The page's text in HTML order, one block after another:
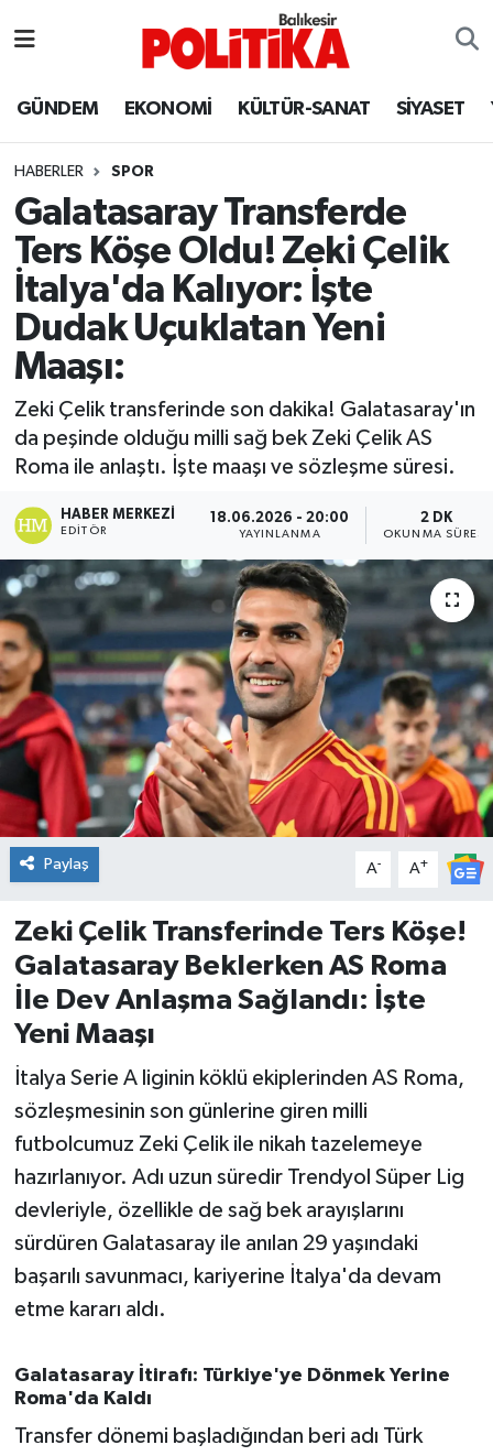
GÜNDEM EKONOMİ KÜLTÜR-SANAT SİYASET
HABERLER SPOR
Galatasaray Transferde
Ters Köşe Oldu! Zeki Çelik
İtalya'da Kalıyor: İşte
Dudak Uçuklatan Yeni
Maaşı:
Zeki Çelik transferinde son dakika! Galatasaray'ın
da peşinde olduğu milli sağ bek Zeki Çelik AS
Roma ile anlaştı. İşte maaşı ve sözleşme süresi.
HABER MERKEZI
EDITÖR
18.06.2026 - 20:00
YAYINLANMA
2 DK
OKUNMA SÜRESI
Paylaş A- A+
Zeki Çelik Transferinde Ters Köşe!
Galatasaray Beklerken AS Roma
İle Dev Anlaşma Sağlandı: İşte
Yeni Maaşı
İtalya Serie A liginin köklü ekiplerinden AS Roma,
sözleşmesinin son günlerine giren milli
futbolcumuz Zeki Çelik ile nikah tazelemeye
hazırlanıyor. Adı uzun süredir Trendyol Süper Lig
devleriyle, özellikle de sağ bek arayışlarını
sürdüren Galatasaray ile anılan 29 yaşındaki
başarılı savunmacı, kariyerine İtalya'da devam
etme kararı aldı.
Galatasaray İtirafı: Türkiye'ye Dönmek Yerine
Roma'da Kaldı
Transfer dönemi başladığından beri adı Türk
Ayvalık
Balya
Bandırma
Bigadiç
BİYOGRAFİLER
Burhaniye
ÇEVRE
DÜNYA
Dursunbey
EĞİTİM
EKONOMİ
Erdek
Gömeç
Gönen
İvrindi
KENT GÜNDEMİ
Kepsut
KÜLTÜR-SANAT
MANŞET
Manyas
OLAY
Balıkesir Hava Durumu
Balıkesir Namaz Vakitleri
Balıkesir Trafik Yoğunluk Haritası
Süper Lig Puan Durumu ve Fikstür
Tüm Manşetler
Son Dakika Haberleri
Haber Arşivi